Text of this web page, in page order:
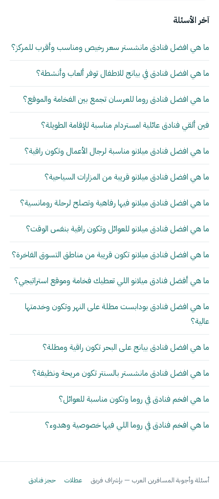
آخر الأسئلة
ما هي افضل فنادق مانشستر سعر رخيص ومناسب وأقرب للمركز؟
ما هي افضل فنادق في بيانج للاطفال توفر ألعاب وأنشطة؟
ما هي افضل فنادق روما للعرسان تجمع بين الفخامة والموقع؟
فين ألقي فنادق عائلية امستردام مناسبة للإقامة الطويلة؟
ما هي افضل فنادق ميلانو مناسبة لرجال الأعمال وتكون راقية؟
ما هي افضل فنادق ميلانو قريبة من المزارات السياحية؟
ما هي افضل فنادق ميلانو فيها رفاهية وتصلح لرحلة رومانسية؟
ما هي افضل فنادق ميلانو للعوائل وتكون راقية بنفس الوقت؟
ما هي افضل فنادق ميلانو تكون قريبة من مناطق التسوق الفاخرة؟
ما هي أفضل فنادق ميلانو اللي تعطيك فخامة وموقع استراتيجي؟
ما هي افضل فنادق بودابست مطلة على النهر وتكون وخدمتها
عالية؟
ما هي افضل فنادق بيانج على البحر تكون راقية ومطلة؟
ما هي افضل فنادق مانشستر بالسنتر تكون مريحة ونظيفة؟
ما هي افخم فنادق في روما وتكون مناسبة للعوائل؟
ما هي افخم فنادق في روما اللي فيها خصوصية وهدوء؟
أسئلة وأجوبة المسافرين العرب — بإشراف فريق عطلات حجز فنادق